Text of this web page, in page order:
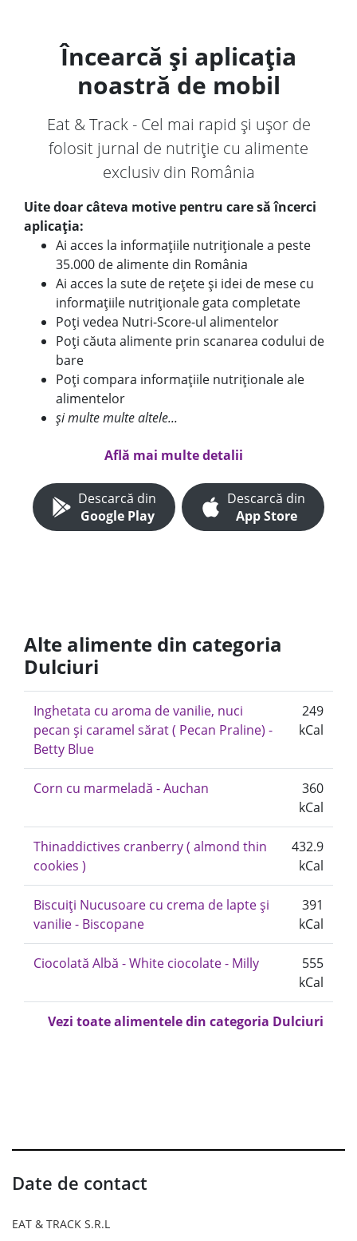
Încearcă și aplicația
noastră de mobil
Eat & Track - Cel mai rapid și ușor de
folosit jurnal de nutriție cu alimente
exclusiv din România
Uite doar câteva motive pentru care să încerci
aplicația:
Ai acces la informațiile nutriționale a peste
35.000 de alimente din România
Ai acces la sute de rețete și idei de mese cu
informațiile nutriționale gata completate
Poți vedea Nutri-Score-ul alimentelor
Poți căuta alimente prin scanarea codului de
bare
Poți compara informațiile nutriționale ale
alimentelor
și multe multe altele...
Află mai multe detalii
Descarcă din
Google Play
Descarcă din
App Store
Alte alimente din categoria
Dulciuri
Inghetata cu aroma de vanilie, nuci
pecan și caramel sărat ( Pecan Praline) -
Betty Blue
249
kCal
Corn cu marmeladă - Auchan
360
kCal
Thinaddictives cranberry ( almond thin
cookies )
432.9
kCal
Biscuiți Nucusoare cu crema de lapte și
vanilie - Biscopane
391
kCal
Ciocolată Albă - White ciocolate - Milly
555
kCal
Vezi toate alimentele din categoria Dulciuri
Date de contact
EAT & TRACK S.R.L